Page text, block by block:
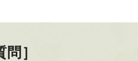
］